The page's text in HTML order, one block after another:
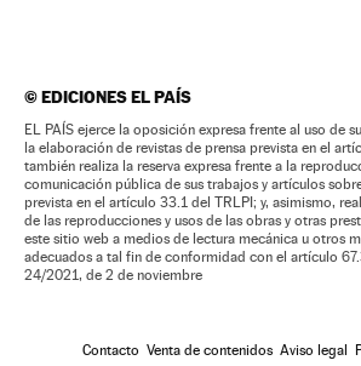
©EDICIONES EL PAÍS
EL PAÍS ejerce la oposición expresa frente al uso de
la elaboración de revistas de prensa prevista en el
también realiza la reserva expresa frente a la
comunicación pública de sus trabajos y artículos
prevista en el artículo 33.1 del TRLPI; y, asimismo,
de las reproducciones y usos de las obras y otras
este sitio web a medios de lectura mecánica u otros
adecuados a tal fin de conformidad con el artículo
24/2021, de 2 de noviembre
Contacto Venta de contenidos Aviso legal